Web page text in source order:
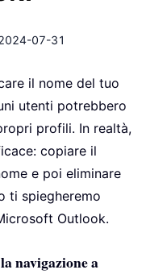
07-31
il nome del tuo
utenti potrebbero
profili. In realtà,
copiare il
e poi eliminare
ti spiegheremo
Outlook.
navigazione a